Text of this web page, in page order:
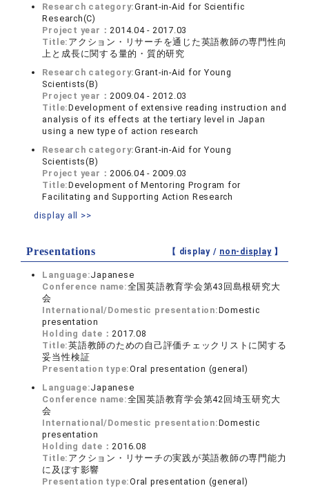
Research category:Grant-in-Aid for Scientific
Research(C)
Project year：2014.04 - 2017.03
Title: アクション・リサーチを通じた英語教師の専門性向
上と成長に関する量的・質的研究
Research category:Grant-in-Aid for Young
Scientists(B)
Project year：2009.04 - 2012.03
Title:Development of extensive reading instruction and
analysis of its effects at the tertiary level in Japan
using a new type of action research
Research category:Grant-in-Aid for Young
Scientists(B)
Project year：2006.04 - 2009.03
Title:Development of Mentoring Program for
Facilitating and Supporting Action Research
display all >>
Presentations 【 display / non-display】
Language:Japanese
Conference name:全国英語教育学会第43回島根研究大
会
International/Domestic presentation:Domestic
presentation
Holding date：2017.08
Title:英語教師のための自己評価チェックリストに関する
妥当性検証
Presentation type:Oral presentation (general)
Language:Japanese
Conference name:全国英語教育学会第42回埼玉研究大
会
International/Domestic presentation:Domestic
presentation
Holding date：2016.08
Title: アクション・リサーチの実践が英語教師の専門能力
に及ぼす影響
Presentation type:Oral presentation (general)